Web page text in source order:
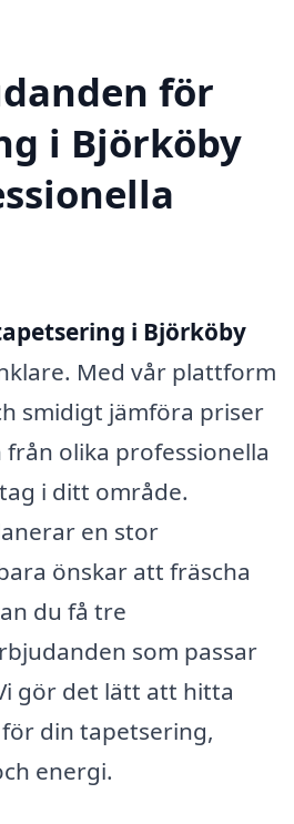
för
i Björköby
i Björköby
Med vår plattform
smidigt jämföra priser
olika professionella
i ditt område.
en stor
önskar att fräscha
du få tre
som passar
gör det lätt att hitta
din tapetsering,
energi.